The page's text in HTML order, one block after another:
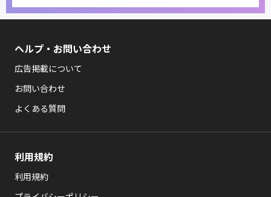
ヘルプ・お問い合わせ
広告掲載について
お問い合わせ
よくある質問
利用規約
利用規約